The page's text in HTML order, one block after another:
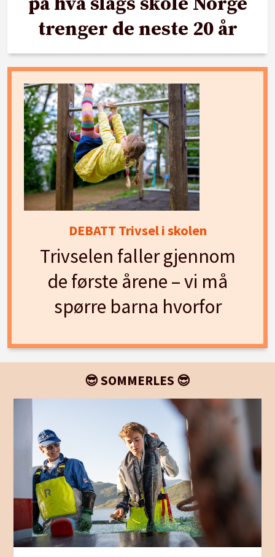
trenger de neste 20 år
DEBATT Trivsel i skolen
Trivselen faller gjennom
de første årene – vi må
spørre barna hvorfor
😎 SOMMERLES 😎